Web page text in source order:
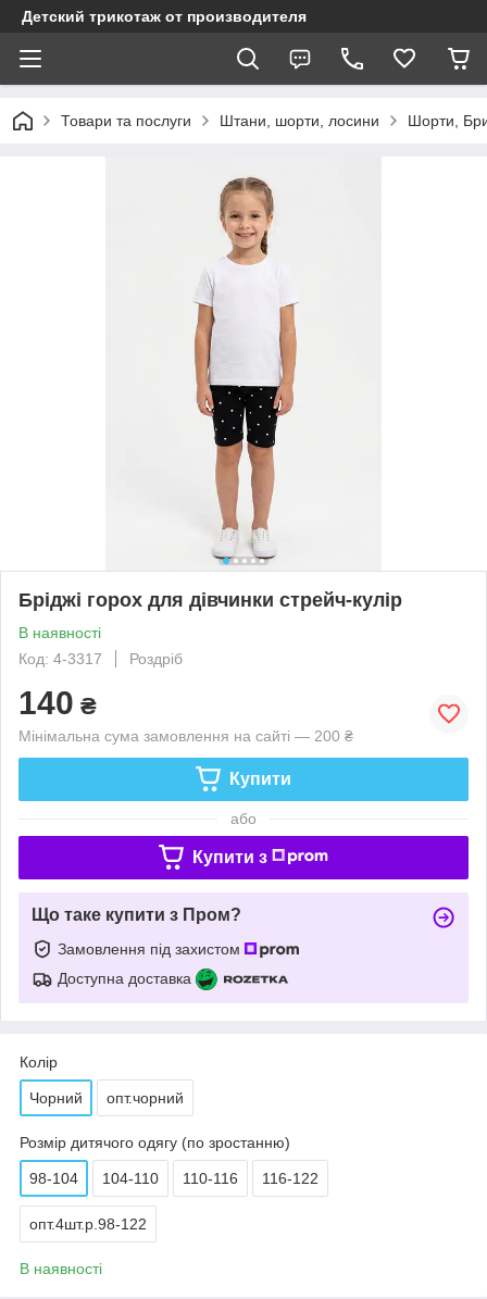
Детский трикотаж от производителя
Товари та послуги Штани, шорти, лосини Шорти,
Бріджі горох для дівчинки стрейч-кулір
В наявності
Код: 4-3317
Роздріб
140 ₴
Мінімальна сума замовлення на сайті — 200 ₴
Купити
або
Купити з
Що таке купити з Пром?
Замовлення під захистом
Доступна доставка
Колір
Чорний опт.чорний
Розмір дитячого одягу (по зростанню)
98-104 104-110 110-116 116-122
опт.4шт.р.98-122
В наявності